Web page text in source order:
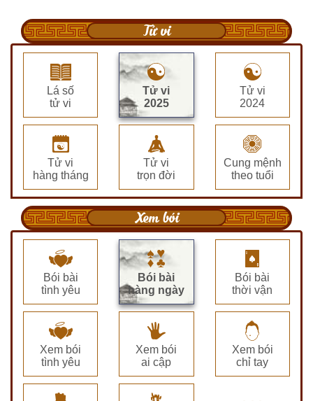
Tử vi
Lá số
tử vi
Tử vi
2025
Tử vi
2024
Tử vi
hàng tháng
Tử vi
trọn đời
Cung mệnh
theo tuổi
Xem bói
Bói bài
tình yêu
Bói bài
hàng ngày
Bói bài
thời vận
Xem bói
tình yêu
Xem bói
ai cập
Xem bói
chỉ tay